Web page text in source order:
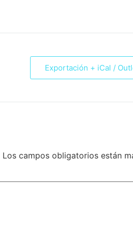
Exportación + iCal /
Los campos obligatorios están